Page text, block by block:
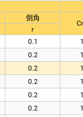
倒角
r
0.1
0.2
0.2
0.2
0.2
0.2